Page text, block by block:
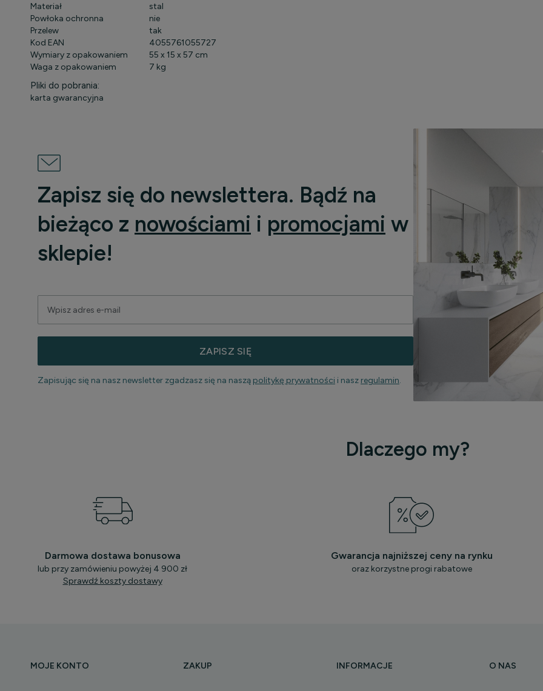
Materiał
stal
Powłoka ochronna
nie
Przelew
tak
Kod EAN
4055761055727
Wymiary z opakowaniem
55 x 15 x 57 cm
Waga z opakowaniem
7 kg
Pliki do pobrania:
karta gwarancyjna
Zapisz się do newslettera. Bądź na
bieżąco z nowościami i promocjami w
sklepie!
ZAPISZ SIĘ
Zapisując się na nasz newsletter zgadzasz się na naszą politykę prywatności i nasz regulamin.
Dlaczego my?
Darmowa dostawa bonusowa
lub przy zamówieniu powyżej 4 900 zł
Sprawdź koszty dostawy
Gwarancja najniższej ceny na rynku
oraz korzystne progi rabatowe
MOJE KONTO ZAKUP INFORMACJE O NAS